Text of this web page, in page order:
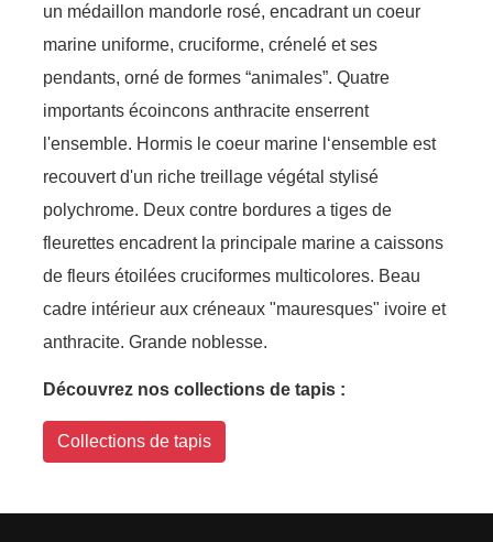
un médaillon mandorle rosé, encadrant un coeur
marine uniforme, cruciforme, crénelé et ses
pendants, orné de formes “animales”. Quatre
importants écoincons anthracite enserrent
l'ensemble. Hormis le coeur marine l‘ensemble est
recouvert d'un riche treillage végétal stylisé
polychrome. Deux contre bordures a tiges de
fleurettes encadrent la principale marine a caissons
de fleurs étoilées cruciformes multicolores. Beau
cadre intérieur aux créneaux "mauresques" ivoire et
anthracite. Grande noblesse.
Découvrez nos collections de tapis :
Collections de tapis